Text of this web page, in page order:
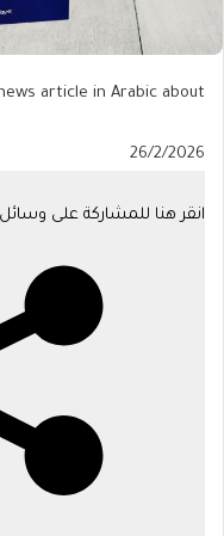
article in Arabic about:
Published
26/2/2026
26/2/2026
انقر هنا للمشاركة على